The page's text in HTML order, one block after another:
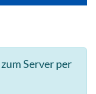
Server per